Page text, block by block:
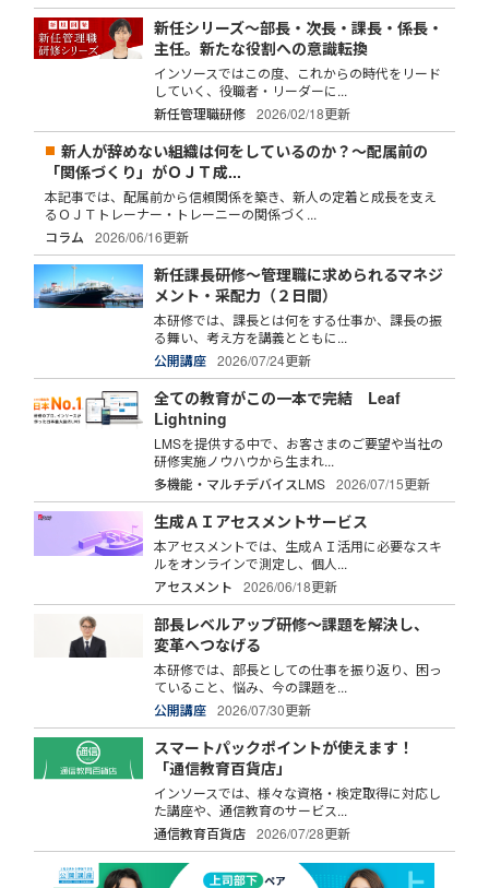
新任シリーズ～部長・次長・課長・係長・
主任。新たな役割への意識転換
インソースではこの度、これからの時代をリード
していく、役職者・リーダーに...
新任管理職研修
2026/02/18更新
新人が辞めない組織は何をしているのか？～配属前の
「関係づくり」がＯＪＴ成...
本記事では、配属前から信頼関係を築き、新人の定着と成長を支え
るＯＪＴトレーナー・トレーニーの関係づく...
コラム
2026/06/16更新
新任課長研修～管理職に求められるマネジ
メント・采配力（２日間）
本研修では、課長とは何をする仕事か、課長の振
る舞い、考え方を講義とともに...
公開講座
2026/07/24更新
全ての教育がこの一本で完結 Leaf
Lightning
LMSを提供する中で、お客さまのご要望や当社の
研修実施ノウハウから生まれ...
多機能・マルチデバイスLMS
2026/07/15更新
生成ＡＩアセスメントサービス
本アセスメントでは、生成ＡＩ活用に必要なスキ
ルをオンラインで測定し、個人...
アセスメント
2026/06/18更新
部長レベルアップ研修～課題を解決し、
変革へつなげる
本研修では、部長としての仕事を振り返り、困っ
ていること、悩み、今の課題を...
公開講座
2026/07/30更新
スマートパックポイントが使えます！
「通信教育百貨店」
インソースでは、様々な資格・検定取得に対応し
た講座や、通信教育のサービス...
通信教育百貨店
2026/07/28更新